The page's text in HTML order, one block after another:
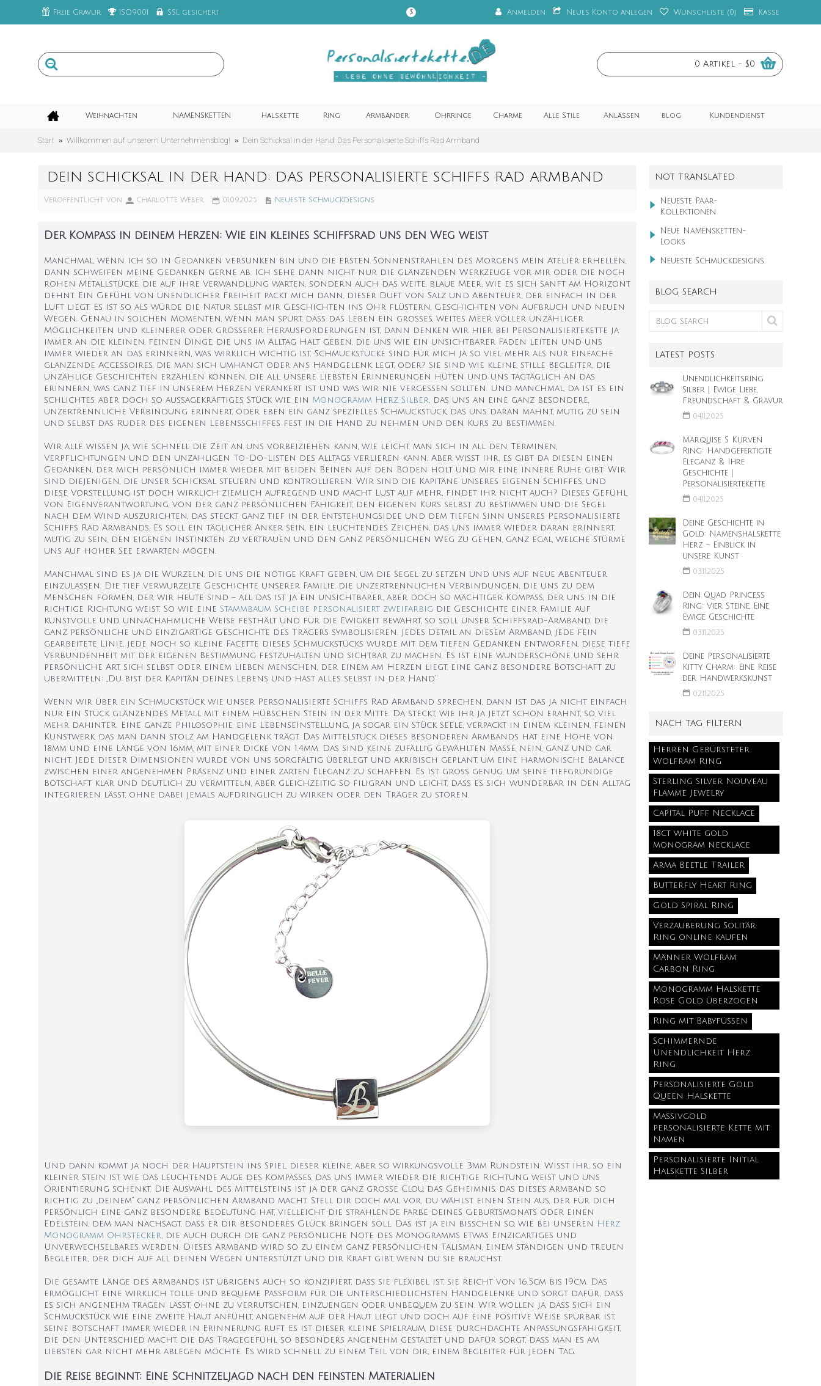
Freie Gravur ISO9001 SSL gesichert $ Anmelden Neues Konto anlegen Wunschliste (0) Kasse
0 Artikel - $0
Weihnachten NAMENSKETTEN Halskette Ring Armbänder Ohrringe Charme Alle Stile Anlässen blog Kundendienst
Start Willkommen auf unserem Unternehmensblog! Dein Schicksal in der Hand: Das Personalisierte Schiffs Rad Armband
NOT TRANSLATED
Neueste Paar-
Kollektionen
Neue Namensketten-
Looks
Neueste Schmuckdesigns
BLOG SEARCH
LATEST POSTS
Unendlichkeitsring
Silber | Ewige Liebe,
Freundschaft & Gravur
04.11.2025
Marquise S Kurven
Ring: Handgefertigte
Eleganz & Ihre
Geschichte |
Personalisiertekette
04.11.2025
Deine Geschichte in
Gold: Namenshalskette
Herz – Einblick in
unsere Kunst
03.11.2025
Dein Quad Princess
Ring: Vier Steine, Eine
Ewige Geschichte
03.11.2025
Deine Personalisierte
Kitty Charm: Eine Reise
der Handwerkskunst
02.11.2025
NACH TAG FILTERN
Herren Gebürsteter
Wolfram Ring
Sterling Silver Nouveau
Flamme Jewelry
Capital Puff Necklace
18ct white gold
monogram necklace
Arma Beetle Trailer
Butterfly Heart Ring
Gold Spiral Ring
Verzauberung Solitär
Ring online kaufen
Männer Wolfram
Carbon Ring
Monogramm Halskette
Rose Gold überzogen
Ring mit Babyfüßen
Schimmernde
Unendlichkeit Herz
Ring
Personalisierte Gold
Queen Halskette
Massivgold
personalisierte Kette mit
Namen
Personalisierte Initial
Halskette Silber
DEIN SCHICKSAL IN DER HAND: DAS PERSONALISIERTE SCHIFFS RAD ARMBAND
Veröffentlicht von Charlotte Weber 01.09.2025 Neueste Schmuckdesigns
Der Kompass in deinem Herzen: Wie ein kleines Schiffsrad uns den Weg weist
Manchmal, wenn ich so in Gedanken versunken bin und die ersten Sonnenstrahlen des Morgens mein Atelier erhellen,
dann schweifen meine Gedanken gerne ab. Ich sehe dann nicht nur die glänzenden Werkzeuge vor mir oder die noch
rohen Metallstücke, die auf ihre Verwandlung warten, sondern auch das weite, blaue Meer, wie es sich sanft am Horizont
dehnt. Ein Gefühl von unendlicher Freiheit packt mich dann, dieser Duft von Salz und Abenteuer, der einfach in der
Luft liegt. Es ist so, als würde die Natur selbst mir Geschichten ins Ohr flüstern, Geschichten von Aufbruch und neuen
Wegen. Genau in solchen Momenten, wenn man spürt, dass das Leben ein großes, weites Meer voller unzähliger
Möglichkeiten und kleinerer oder größerer Herausforderungen ist, dann denken wir hier bei Personalisiertekette ja
immer an die kleinen, feinen Dinge, die uns im Alltag Halt geben, die uns wie ein unsichtbarer Faden leiten und uns
immer wieder an das erinnern, was wirklich wichtig ist. Schmuckstücke sind für mich ja so viel mehr als nur einfache
glänzende Accessoires, die man sich umhängt oder ans Handgelenk legt, oder? Sie sind wie kleine, stille Begleiter, die
unzählige Geschichten erzählen können, die all unsere liebsten Erinnerungen hüten und uns tagtäglich an das
erinnern, was ganz tief in unserem Herzen verankert ist und was wir nie vergessen sollten. Und manchmal, da ist es ein
schlichtes, aber doch so aussagekräftiges Stück wie ein Monogramm Herz Silber, das uns an eine ganz besondere,
unzertrennliche Verbindung erinnert, oder eben ein ganz spezielles Schmuckstück, das uns daran mahnt, mutig zu sein
und selbst das Ruder des eigenen Lebensschiffes fest in die Hand zu nehmen und den Kurs zu bestimmen.
Wir alle wissen ja, wie schnell die Zeit an uns vorbeiziehen kann, wie leicht man sich in all den Terminen,
Verpflichtungen und den unzähligen To-Do-Listen des Alltags verlieren kann. Aber wisst ihr, es gibt da diesen einen
Gedanken, der mich persönlich immer wieder mit beiden Beinen auf den Boden holt und mir eine innere Ruhe gibt: Wir
sind diejenigen, die unser Schicksal steuern und kontrollieren. Wir sind die Kapitäne unseres eigenen Schiffes, und
diese Vorstellung ist doch wirklich ziemlich aufregend und macht Lust auf mehr, findet ihr nicht auch? Dieses Gefühl
von Eigenverantwortung, von der ganz persönlichen Fähigkeit, den eigenen Kurs selbst zu bestimmen und die Segel
nach dem Wind auszurichten, das steckt ganz tief in der Entstehungsidee und dem tiefen Sinn unseres Personalisierte
Schiffs Rad Armbands. Es soll ein täglicher Anker sein, ein leuchtendes Zeichen, das uns immer wieder daran erinnert,
mutig zu sein, den eigenen Instinkten zu vertrauen und den ganz persönlichen Weg zu gehen, ganz egal, welche Stürme
uns auf hoher See erwarten mögen.
Manchmal sind es ja die Wurzeln, die uns die nötige Kraft geben, um die Segel zu setzen und uns auf neue Abenteuer
einzulassen. Die tief verwurzelte Geschichte unserer Familie, die unzertrennlichen Verbindungen, die uns zu dem
Menschen formen, der wir heute sind – all das ist ja ein unsichtbarer, aber doch so mächtiger Kompass, der uns in die
richtige Richtung weist. So wie eine Stammbaum Scheibe personalisiert zweifarbig die Geschichte einer Familie auf
kunstvolle und unnachahmliche Weise festhält und für die Ewigkeit bewahrt, so soll unser Schiffsrad-Armband die
ganz persönliche und einzigartige Geschichte des Trägers symbolisieren. Jedes Detail an diesem Armband, jede fein
gearbeitete Linie, jede noch so kleine Facette dieses Schmuckstücks wurde mit dem tiefen Gedanken entworfen, diese tiefe
Verbundenheit mit der eigenen Bestimmung festzuhalten und sichtbar zu machen. Es ist eine wunderschöne und sehr
persönliche Art, sich selbst oder einem lieben Menschen, der einem am Herzen liegt, eine ganz besondere Botschaft zu
übermitteln: „Du bist der Kapitän deines Lebens und hast alles selbst in der Hand.“
Wenn wir über ein Schmuckstück wie unser Personalisierte Schiffs Rad Armband sprechen, dann ist das ja nicht einfach
nur ein Stück glänzendes Metall mit einem hübschen Stein in der Mitte. Da steckt, wie ihr ja jetzt schon erahnt, so viel
mehr dahinter. Eine ganze Philosophie, eine Lebenseinstellung, ja sogar ein Stück Seele, verpackt in einem kleinen, feinen
Kunstwerk, das man dann stolz am Handgelenk trägt. Das Mittelstück dieses besonderen Armbands hat eine Höhe von
18mm und eine Länge von 16mm, mit einer Dicke von 1.4mm. Das sind keine zufällig gewählten Maße, nein, ganz und gar
nicht. Jede dieser Dimensionen wurde von uns sorgfältig überlegt und akribisch geplant, um eine harmonische Balance
zwischen einer angenehmen Präsenz und einer zarten Eleganz zu schaffen. Es ist groß genug, um seine tiefgründige
Botschaft klar und deutlich zu vermitteln, aber gleichzeitig so filigran und leicht, dass es sich wunderbar in den Alltag
integrieren lässt, ohne dabei jemals aufdringlich zu wirken oder den Träger zu stören.
Und dann kommt ja noch der Hauptstein ins Spiel, dieser kleine, aber so wirkungsvolle 3mm Rundstein. Wisst ihr, so ein
kleiner Stein ist wie das leuchtende Auge des Kompasses, das uns immer wieder die richtige Richtung weist und uns
Orientierung schenkt. Die Auswahl des Mittelsteins ist ja der ganz große Clou, das Geheimnis, das dieses Armband so
richtig zu „deinem“ ganz persönlichen Armband macht. Stell dir doch mal vor, du wählst einen Stein aus, der für dich
persönlich eine ganz besondere Bedeutung hat, vielleicht die strahlende Farbe deines Geburtsmonats oder einen
Edelstein, dem man nachsagt, dass er dir besonderes Glück bringen soll. Das ist ja ein bisschen so, wie bei unseren
Herz
Monogramm Ohrstecker, die auch durch die ganz persönliche Note des Monogramms etwas Einzigartiges und
Unverwechselbares werden. Dieses Armband wird so zu einem ganz persönlichen Talisman, einem ständigen und treuen
Begleiter, der dich auf all deinen Wegen unterstützt und dir Kraft gibt, wenn du sie brauchst.
Die gesamte Länge des Armbands ist übrigens auch so konzipiert, dass sie flexibel ist, sie reicht von 16.5cm bis 19cm. Das
ermöglicht eine wirklich tolle und bequeme Passform für die unterschiedlichsten Handgelenke und sorgt dafür, dass
es sich angenehm tragen lässt, ohne zu verrutschen, einzuengen oder unbequem zu sein. Wir wollen ja, dass sich ein
Schmuckstück wie eine zweite Haut anfühlt, angenehm auf der Haut liegt und doch auf eine positive Weise spürbar ist,
seine Botschaft immer wieder in Erinnerung ruft. Es ist dieser kleine Spielraum, diese durchdachte Anpassungsfähigkeit,
die den Unterschied macht, die das Tragegefühl so besonders angenehm gestaltet und dafür sorgt, dass man es am
liebsten gar nicht mehr ablegen möchte. Es wird schnell zu einem Teil von dir, einem Begleiter für jeden Tag.
Die Reise beginnt: Eine Schnitzeljagd nach den feinsten Materialien